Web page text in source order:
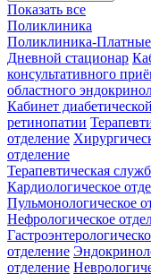
Показать все
Поликлиника
Поликлиника-Платные
Дневной стационар
консультативного
областного
Кабинет диабетической
ретинопатии
отделение
отделение
Терапевтическая
Кардиологическое
Пульмонологическое
Нефрологическое
отделение
отделение